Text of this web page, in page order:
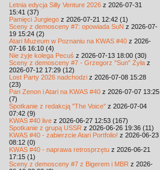
Letnia edycja Silly Venture 2026 z 2026-07-31
15:41 (37)
Pamięci Jurgiego z 2026-07-21 12:42 (1)
Sceny z demosceny #7: opowiada SuN z 2026-07-
19 15:24 (2)
Atari Muzeum w Poznaniu na KWAS #40 z 2026-
07-16 16:10 (4)
Nie żyje kolega Pecuś z 2026-07-13 18:00 (30)
Sceny z demosceny #7 - Grzegorz "Sun" Żyła z
2026-07-12 17:29 (12)
Lost Party 2026 nadchodzi z 2026-07-08 15:28
(23)
Pan Zenon i Atari na KWAS #40 z 2026-07-07 13:25
(7)
Spotkanie z redakcją "The Voice" z 2026-07-04
07:42 (9)
KWAS #40 live z 2026-06-27 12:53 (167)
Spotkanie z grupą USSR z 2026-06-26 19:36 (11)
KWAS #40 - zabierzcie Atari Portfolio! z 2026-06-23
08:12 (0)
KWAS #40 - naprawa retrosprzętu z 2026-06-21
17:15 (1)
Sceny z demosceny #7 z Bigerem i MBR z 2026-